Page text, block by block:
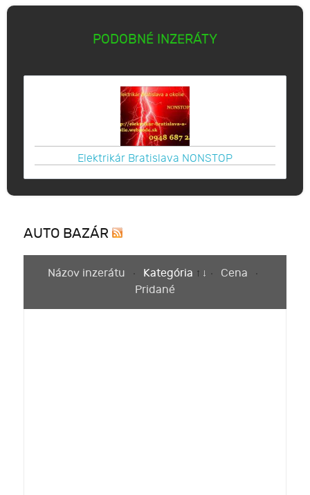
PODOBNÉ INZERÁTY
Elektrikár Bratislava NONSTOP
AUTO BAZÁR
Názov inzerátu Kategória
Cena
Pridané